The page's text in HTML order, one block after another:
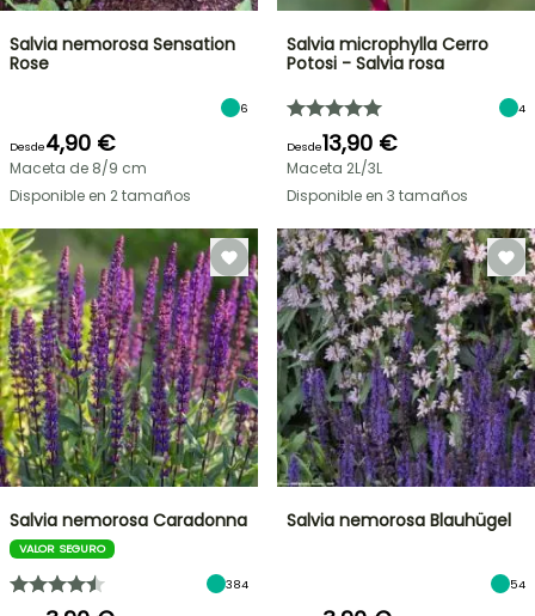
Salvia nemorosa Sensation
Rose
6
Desde4,90 €
Maceta de 8/9 cm
Disponible en 2 tamaños
Salvia microphylla Cerro
Potosi - Salvia rosa
4
Desde13,90 €
Maceta 2L/3L
Disponible en 3 tamaños
Salvia nemorosa Caradonna
VALOR SEGURO
384
Salvia nemorosa Blauhügel
54